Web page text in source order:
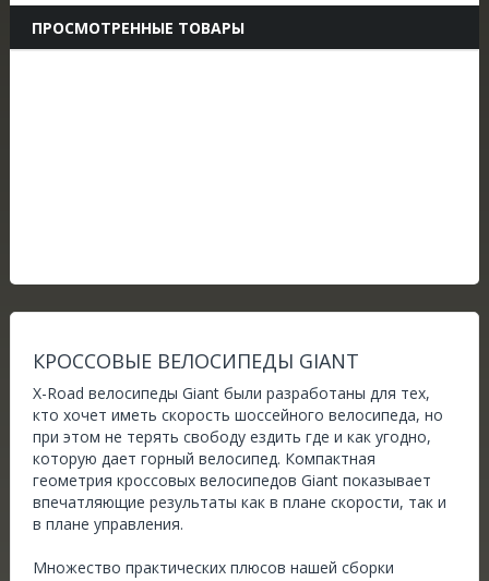
ПРОСМОТРЕННЫЕ ТОВАРЫ
КРОССОВЫЕ ВЕЛОСИПЕДЫ GIANT
X-Road велосипеды Giant были разработаны для тех,
кто хочет иметь скорость шоссейного велосипеда, но
при этом не терять свободу ездить где и как угодно,
которую дает горный велосипед. Компактная
геометрия кроссовых велосипедов Giant показывает
впечатляющие результаты как в плане скорости, так и
в плане управления.
Множество практических плюсов нашей сборки